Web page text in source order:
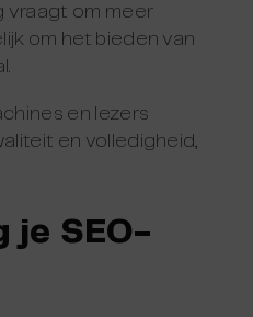
vraagt om meer
om het bieden van
en lezers
en volledigheid,
je SEO-